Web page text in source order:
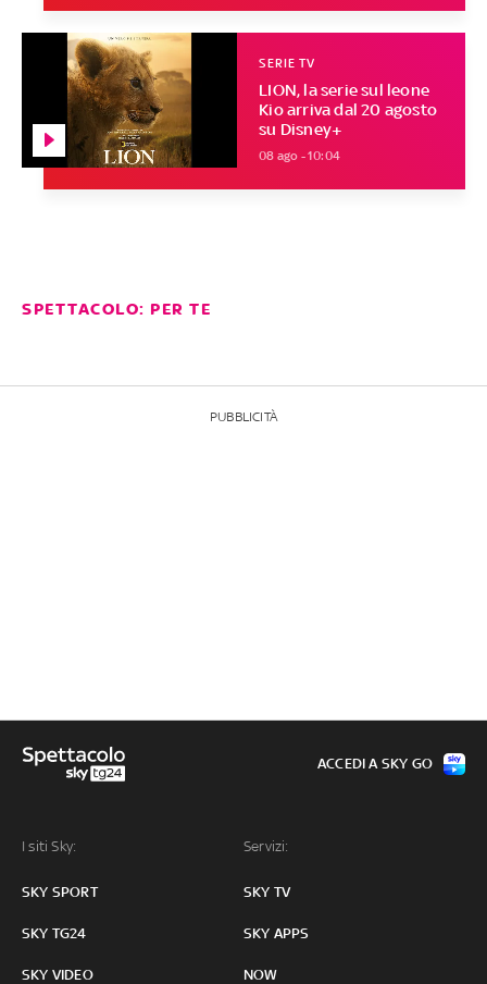
LION, la serie sul leone
Kio arriva dal 20 agosto
su Disney+
SERIE TV
08 ago - 10:04
SPETTACOLO: PER TE
PUBBLICITÀ
I siti Sky:
SKY SPORT
SKY TG24
SKY VIDEO
Servizi:
SKY TV
SKY APPS
NOW
ACCEDI A SKY GO